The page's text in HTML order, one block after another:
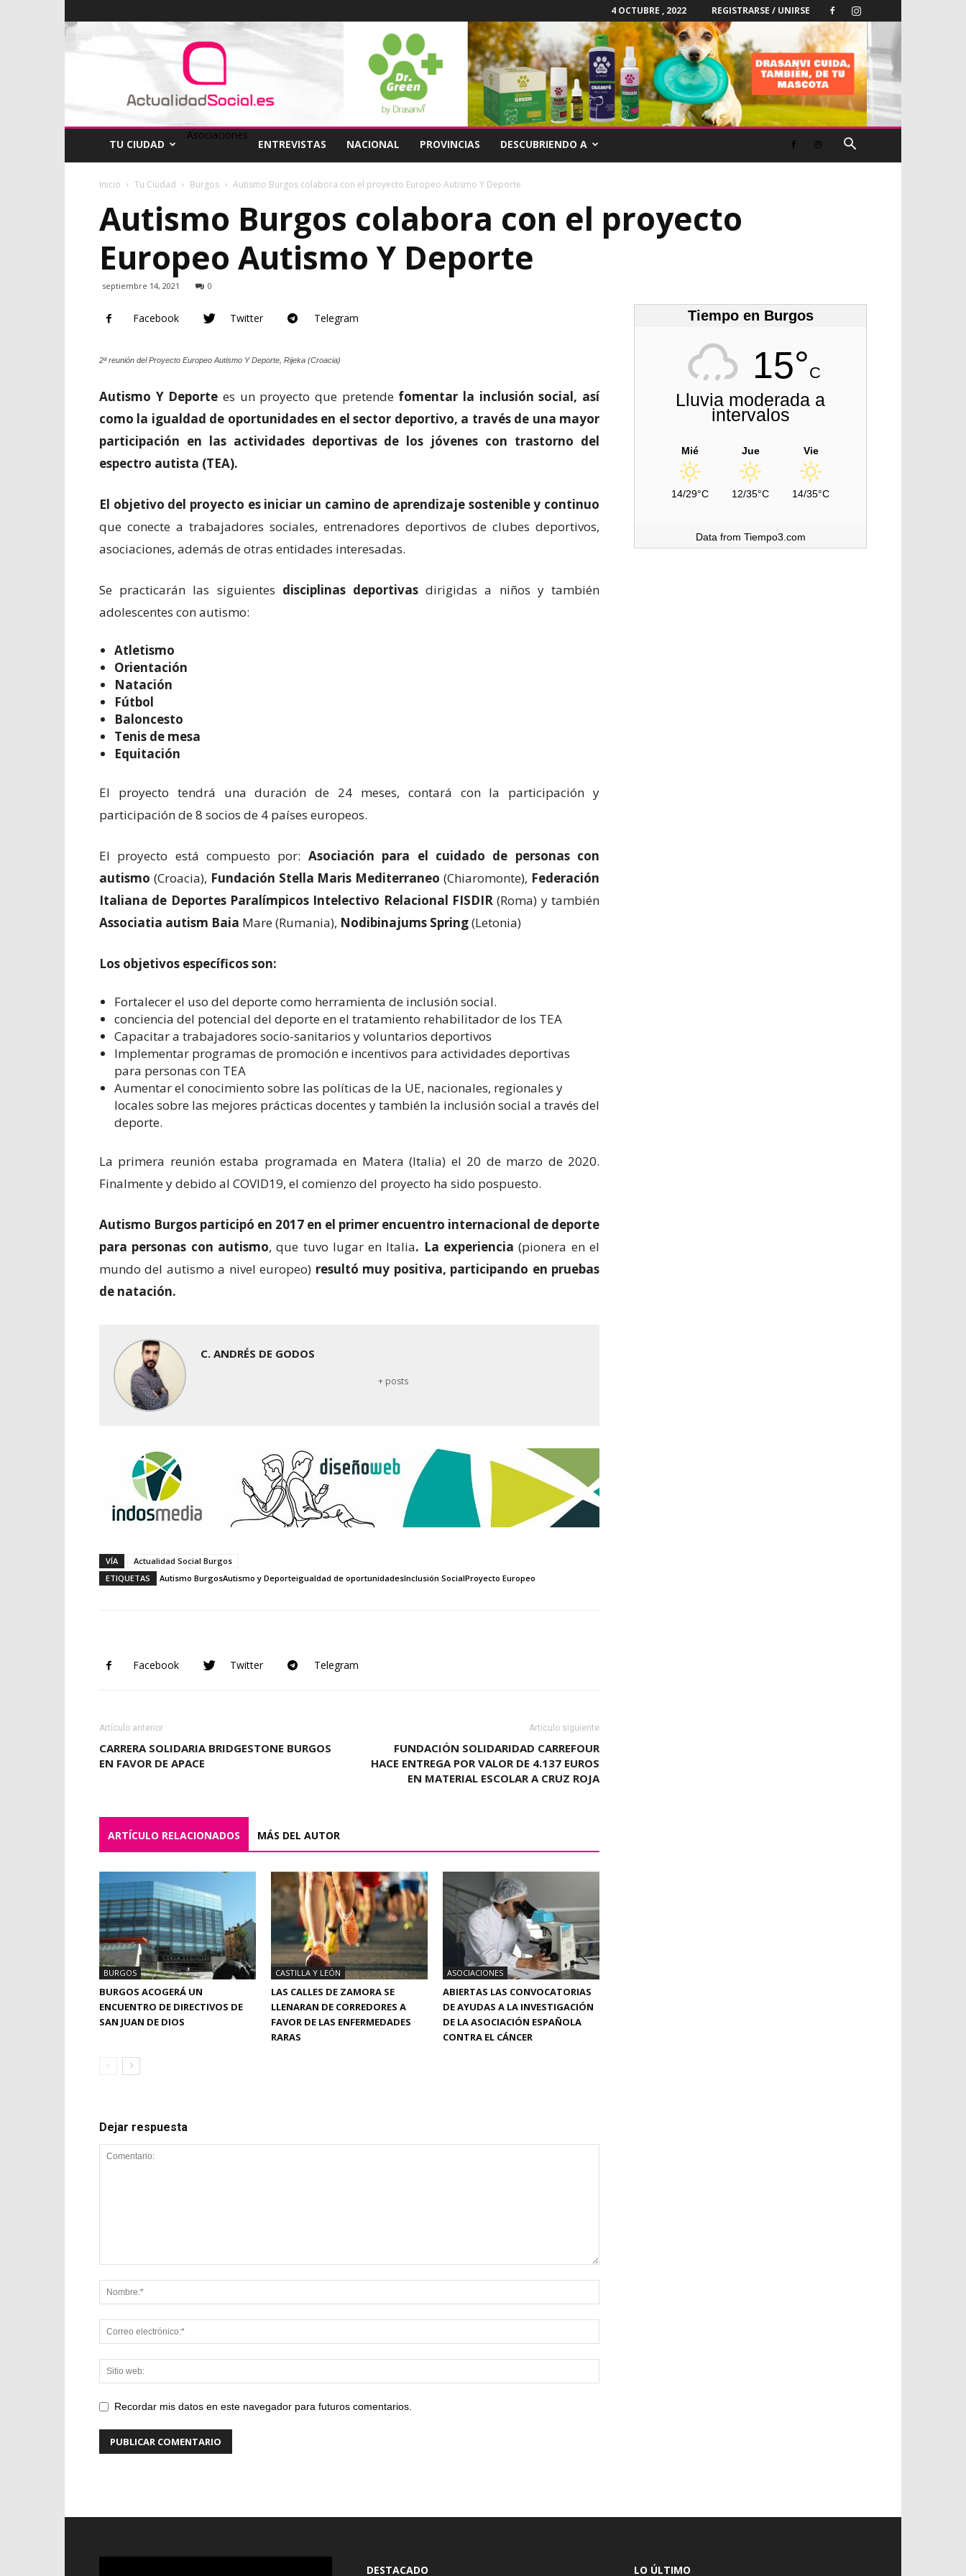
4 OCTUBRE , 2022 REGISTRARSE / UNIRSE
ActualidadSocial
TU CIUDAD
Asociaciones
ENTREVISTAS NACIONAL PROVINCIAS DESCUBRIENDO A
Inicio Tu Ciudad Burgos Autismo Burgos colabora con el proyecto Europeo Autismo Y Deporte
Autismo Burgos colabora con el proyecto
Europeo Autismo Y Deporte
septiembre 14, 2021 0
Facebook Twitter Telegram
2ª reunión del Proyecto Europeo Autismo Y Deporte, Rijeka (Croacia)
Autismo Y Deporte es un proyecto que pretende fomentar la inclusión social, así
como la igualdad de oportunidades en el sector deportivo, a través de una mayor
participación en las actividades deportivas de los jóvenes con trastorno del
espectro autista (TEA).
El objetivo del proyecto es iniciar un camino de aprendizaje sostenible y continuo
que conecte a trabajadores sociales, entrenadores deportivos de clubes deportivos,
asociaciones, además de otras entidades interesadas.
Se practicarán las siguientes disciplinas deportivas dirigidas a niños y también
adolescentes con autismo:
Atletismo
Orientación
Natación
Fútbol
Baloncesto
Tenis de mesa
Equitación
El proyecto tendrá una duración de 24 meses, contará con la participación y
participación de 8 socios de 4 países europeos.
El proyecto está compuesto por: Asociación para el cuidado de personas con
autismo (Croacia), Fundación Stella Maris Mediterraneo (Chiaromonte), Federación
Italiana de Deportes Paralímpicos Intelectivo Relacional FISDIR (Roma) y también
Associatia autism Baia Mare (Rumania), Nodibinajums Spring(Letonia)
Los objetivos específicos son:
Fortalecer el uso del deporte como herramienta de inclusión social.
conciencia del potencial del deporte en el tratamiento rehabilitador de los TEA
Capacitar a trabajadores socio-sanitarios y voluntarios deportivos
Implementar programas de promoción e incentivos para actividades deportivas
para personas con TEA
Aumentar el conocimiento ​​sobre las políticas de la UE, nacionales, regionales y
locales sobre las mejores prácticas docentes y también la inclusión social a través del
deporte.
La primera reunión estaba programada en Matera (Italia) el 20 de marzo de 2020.
Finalmente y debido al COVID19, el comienzo del proyecto ha sido pospuesto.
Autismo Burgos participó en 2017 en el primer encuentro internacional de deporte
para personas con autismo, que tuvo lugar en Italia. La experiencia (pionera en el
mundo del autismo a nivel europeo) resultó muy positiva, participando en pruebas
de natación.
C. ANDRÉS DE GODOS
+ posts
VÍA
Actualidad Social Burgos
ETIQUETAS
Autismo BurgosAutismo y Deporteigualdad de oportunidadesInclusión SocialProyecto Europeo
Facebook Twitter Telegram
Artículo anterior
CARRERA SOLIDARIA BRIDGESTONE BURGOS
EN FAVOR DE APACE
Artículo siguiente
FUNDACIÓN SOLIDARIDAD CARREFOUR
HACE ENTREGA POR VALOR DE 4.137 EUROS
EN MATERIAL ESCOLAR A CRUZ ROJA
ARTÍCULO RELACIONADOS MÁS DEL AUTOR
BURGOS
BURGOS ACOGERÁ UN
ENCUENTRO DE DIRECTIVOS DE
SAN JUAN DE DIOS
CASTILLA Y LEÓN
LAS CALLES DE ZAMORA SE
LLENARAN DE CORREDORES A
FAVOR DE LAS ENFERMEDADES
RARAS
ASOCIACIONES
ABIERTAS LAS CONVOCATORIAS
DE AYUDAS A LA INVESTIGACIÓN
DE LA ASOCIACIÓN ESPAÑOLA
CONTRA EL CÁNCER
Dejar respuesta
Recordar mis datos en este navegador para futuros comentarios.
Tiempo en Burgos
15°C
Lluvia moderada a
intervalos
Mié
14/29°C
Jue
12/35°C
Vie
14/35°C
Data from Tiempo3.com
DESTACADO LO ÚLTIMO